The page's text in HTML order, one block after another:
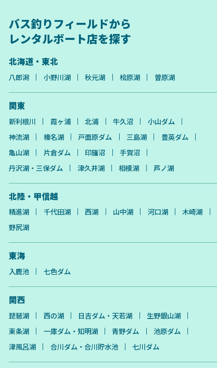
バス釣りフィールドから
レンタルボート店を探す
北海道・東北
八郎潟 小野川湖 秋元湖 桧原湖 曽原湖
関東
新利根川 霞ヶ浦 北浦 牛久沼
小山ダム
神流湖
榛名湖 戸面原ダム 三島湖
豊英ダム
亀山湖
片倉ダム 印旛沼
手賀沼
丹沢湖・三保ダム
津久井湖 相模湖 芦ノ湖
北陸・甲信越
精進湖 千代田湖 西湖 山中湖 河口湖
木崎湖
野尻湖
東海
入鹿池 七色ダム
関西
琵琶湖 西の湖 日吉ダム・天若湖
生野銀山湖
東条湖
一庫ダム・知明湖 青野ダム
池原ダム
津風呂湖
合川ダム・合川貯水池 七川ダム